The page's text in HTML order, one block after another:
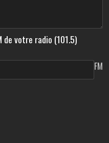
de votre radio (101.5)
FM